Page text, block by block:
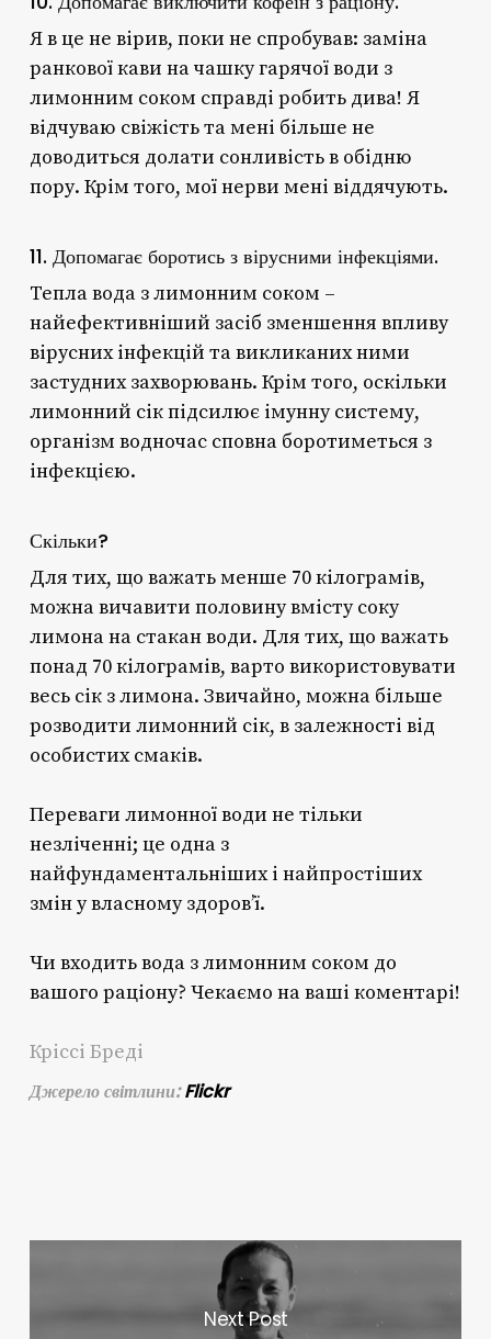
Я в це не вірив, поки не спробував: заміна
ранкової кави на чашку гарячої води з
лимонним соком справді робить дива! Я
відчуваю свіжість та мені більше не
доводиться долати сонливість в обідню
пору. Крім того, мої нерви мені віддячують.
11. Допомагає боротись з вірусними інфекціями.
Тепла вода з лимонним соком –
найефективніший засіб зменшення впливу
вірусних інфекцій та викликаних ними
застудних захворювань. Крім того, оскільки
лимонний сік підсилює імунну систему,
організм водночас сповна боротиметься з
інфекцією.
Скільки?
Для тих, що важать менше 70 кілограмів,
можна вичавити половину вмісту соку
лимона на стакан води. Для тих, що важать
понад 70 кілограмів, варто використовувати
весь сік з лимона. Звичайно, можна більше
розводити лимонний сік, в залежності від
особистих смаків.
Переваги лимонної води не тільки
незліченні; це одна з
найфундаментальніших і найпростіших
змін у власному здоров’ї.
Чи входить вода з лимонним соком до
вашого раціону? Чекаємо на ваші коментарі!
Кріссі Бреді
Джерело світлини:Flickr
Next Post